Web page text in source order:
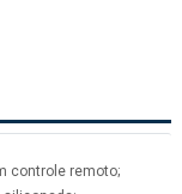
controle remoto;